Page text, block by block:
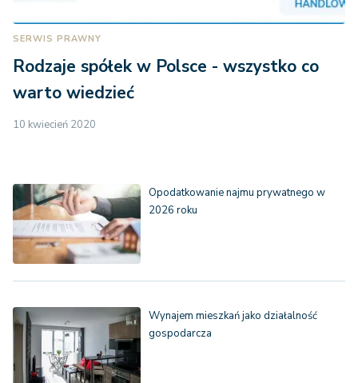
SERWIS PRAWNY
Rodzaje spółek w Polsce - wszystko co
warto wiedzieć
10 kwiecień 2020
Opodatkowanie najmu prywatnego w
2026 roku
Wynajem mieszkań jako działalność
gospodarcza